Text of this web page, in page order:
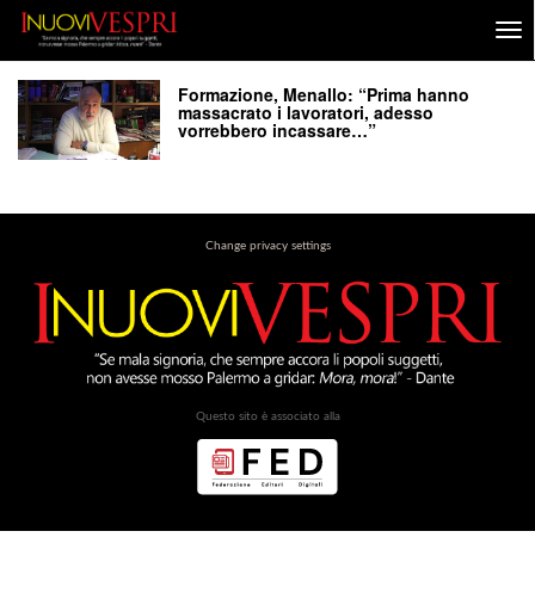
Formazione, Menallo: “Prima hanno
massacrato i lavoratori, adesso
vorrebbero incassare…”
Change privacy settings
Questo sito è associato alla